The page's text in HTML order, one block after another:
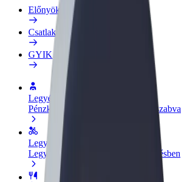
Előnyök
Csatlakozás
GYIK
Legyél sofőr
Pénzkereseti lehetőség igényeidre szabva
Legyél futár
Legyél futár és részesülj heti kifizetésben